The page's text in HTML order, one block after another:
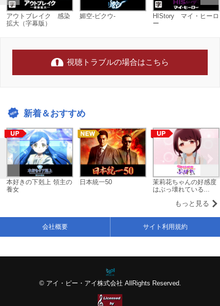
アウトブレイク 感染
拡大（字幕版）
媚空-ビクウ-
HIStory マイ・ヒーロ
ー
視聴トラブルの場合はこちら
新着＆おすすめ
本好きの下剋上 領主の
養女
日本統一50
茉莉花ちゃんの好感度
はぶっ壊れている...
もっと見る
© アイ・ピー・アイ株式会社 AllRights Reserved.
会社概要 サイト利用規約